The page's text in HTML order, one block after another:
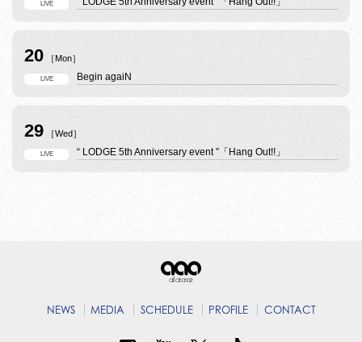
LIVE
20 ［Mon］
LIVE Begin agaiN
29 ［Wed］
LIVE “ LODGE 5th Anniversary event ”「Hang Out!!」
NEWS MEDIA SCHEDULE PROFILE CONTACT